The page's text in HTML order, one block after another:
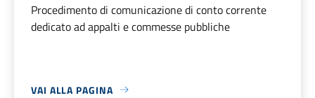
Procedimento di comunicazione di conto corrente
dedicato ad appalti e commesse pubbliche
VAI ALLA PAGINA